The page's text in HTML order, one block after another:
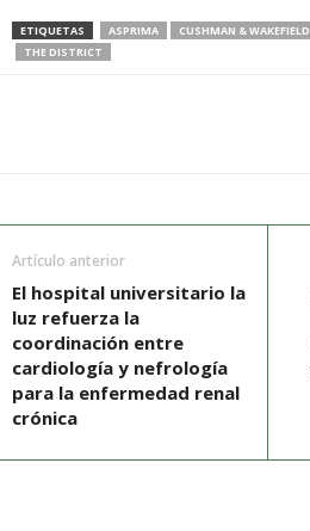
ETIQUETAS ASPRIMA CUSHMAN & WAKEFIELD
THE DISTRICT
Artículo anterior
El hospital universitario la
luz refuerza la
coordinación entre
cardiología y nefrología
para la enfermedad renal
crónica